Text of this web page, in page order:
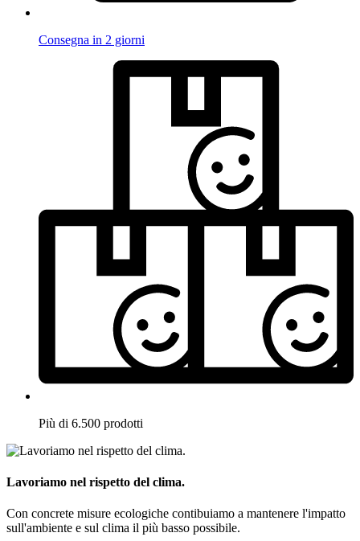
Consegna in 2 giorni
Più di 6.500 prodotti
Lavoriamo nel rispetto del clima.
Con concrete misure ecologiche contibuiamo a mantenere l'impatto
sull'ambiente e sul clima il più basso possibile.